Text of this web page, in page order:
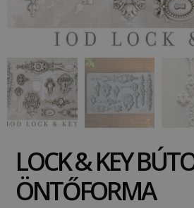
LOCK & KEY
ÖNTŐFORMA